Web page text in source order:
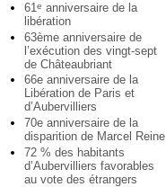
61e anniversaire de la
libération
63ème anniversaire de
l’exécution des vingt-sept
de Châteaubriant
66e anniversaire de la
Libération de Paris et
d’Aubervilliers
70e anniversaire de la
disparition de Marcel Reine
72 % des habitants
d’Aubervilliers favorables
au vote des étrangers